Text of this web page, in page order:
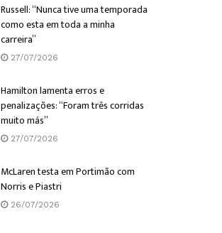
Russell: “Nunca tive uma temporada
como esta em toda a minha
carreira”
27/07/2026
Hamilton lamenta erros e
penalizações: “Foram três corridas
muito más”
27/07/2026
McLaren testa em Portimão com
Norris e Piastri
26/07/2026